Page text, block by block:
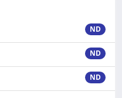
ND
ND
ND